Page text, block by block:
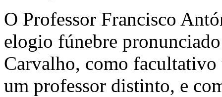
O Professor Francisco
elogio fúnebre
Carvalho, como
um professor distinto, e